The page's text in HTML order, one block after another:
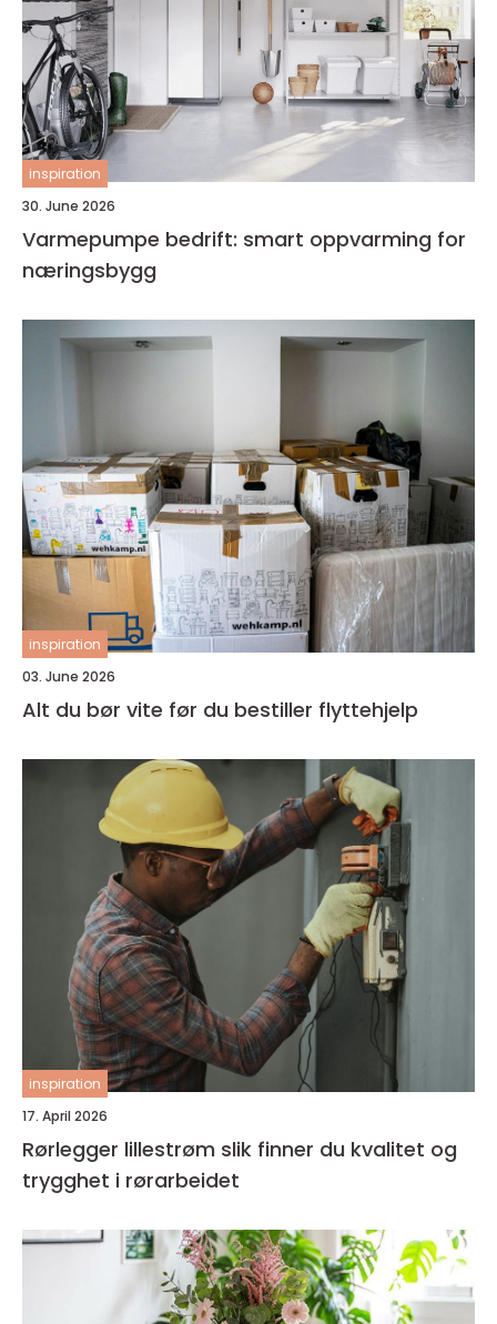
inspiration
30. June 2026
Varmepumpe bedrift: smart oppvarming for
næringsbygg
inspiration
03. June 2026
Alt du bør vite før du bestiller flyttehjelp
inspiration
17. April 2026
Rørlegger lillestrøm slik finner du kvalitet og
trygghet i rørarbeidet